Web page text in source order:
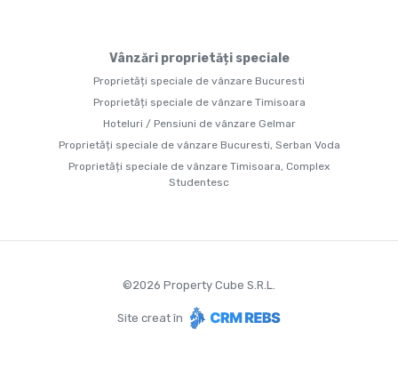
Vânzări proprietăți speciale
Proprietăți speciale de vânzare Bucuresti
Proprietăți speciale de vânzare Timisoara
Hoteluri / Pensiuni de vânzare Gelmar
Proprietăți speciale de vânzare Bucuresti, Serban Voda
Proprietăți speciale de vânzare Timisoara, Complex
Studentesc
©2026 Property Cube S.R.L.
Site creat în